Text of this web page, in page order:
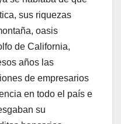
sus riquezas
oasis
de California,
años las
de empresarios
en todo el país e
su